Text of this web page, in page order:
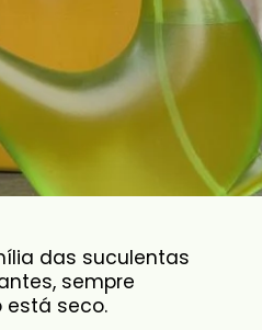
das suculentas
sempre
está seco.